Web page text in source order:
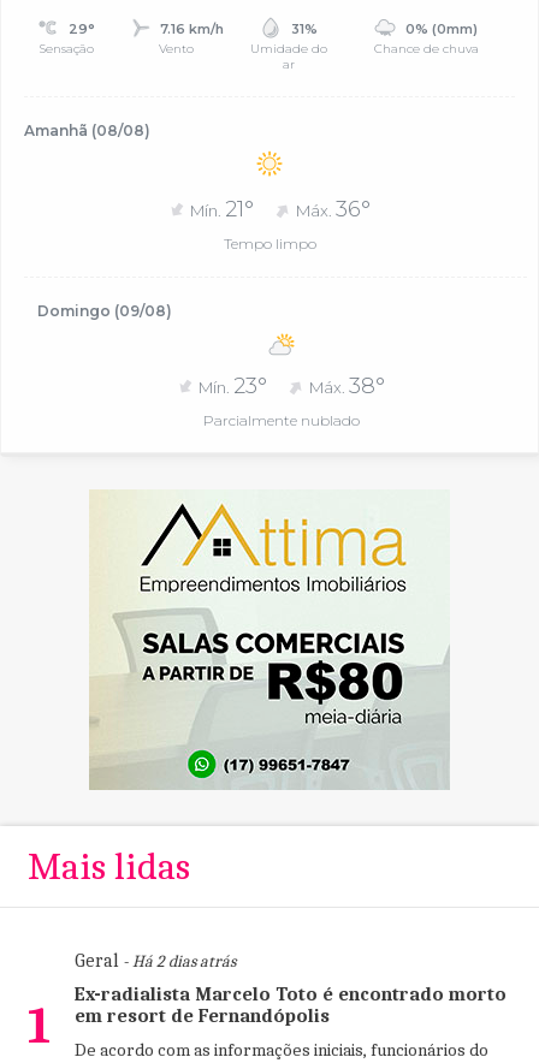
29°
Sensação
7.16 km/h
Vento
31%
Umidade do
ar
0% (0mm)
Chance de chuva
Amanhã (08/08)
Mín. 21° Máx. 36°
Tempo limpo
Domingo (09/08)
Mín. 23° Máx.38°
Parcialmente nublado
Mais lidas
1
Geral- Há 2 dias atrás
Ex-radialista Marcelo Toto é encontrado morto
em resort de Fernandópolis
De acordo com as informações iniciais, funcionários do